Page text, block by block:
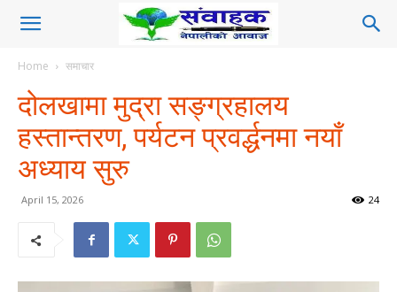
Home समाचार
दोलखामा मुद्रा सङ्ग्रहालय
हस्तान्तरण, पर्यटन प्रवर्द्धनमा नयाँ
अध्याय सुरु
April 15, 2026 24